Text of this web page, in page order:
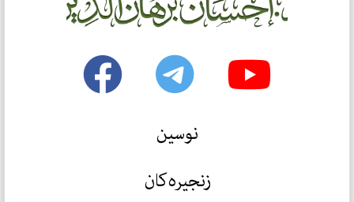
نوسین
زنجیرەکان